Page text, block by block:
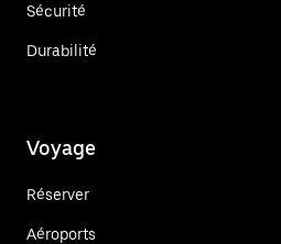
Sécurité
Durabilité
Voyage
Réserver
Aéroports